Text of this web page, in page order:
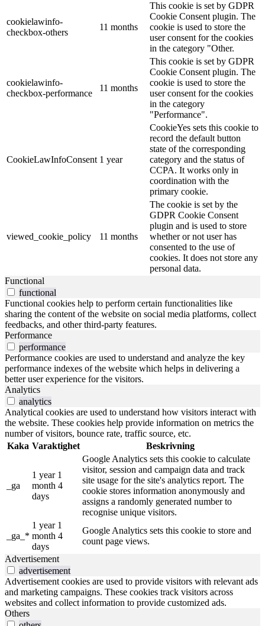
cookielawinfo-
checkbox-others
11 months
This cookie is set by GDPR
Cookie Consent plugin. The
cookie is used to store the
user consent for the cookies
in the category "Other.
cookielawinfo-
checkbox-performance
11 months
This cookie is set by GDPR
Cookie Consent plugin. The
cookie is used to store the
user consent for the cookies
in the category
"Performance".
CookieLawInfoConsent 1 year
CookieYes sets this cookie to
record the default button
state of the corresponding
category and the status of
CCPA. It works only in
coordination with the
primary cookie.
viewed_cookie_policy 11 months
The cookie is set by the
GDPR Cookie Consent
plugin and is used to store
whether or not user has
consented to the use of
cookies. It does not store any
personal data.
Functional
functional
Functional cookies help to perform certain functionalities like
sharing the content of the website on social media platforms, collect
feedbacks, and other third-party features.
Performance
performance
Performance cookies are used to understand and analyze the key
performance indexes of the website which helps in delivering a
better user experience for the visitors.
Analytics
analytics
Analytical cookies are used to understand how visitors interact with
the website. These cookies help provide information on metrics the
number of visitors, bounce rate, traffic source, etc.
Kaka Varaktighet Beskrivning
_ga
1 year 1
month 4
days
Google Analytics sets this cookie to calculate
visitor, session and campaign data and track
site usage for the site's analytics report. The
cookie stores information anonymously and
assigns a randomly generated number to
recognise unique visitors.
_ga_*
1 year 1
month 4
days
Google Analytics sets this cookie to store and
count page views.
Advertisement
advertisement
Advertisement cookies are used to provide visitors with relevant ads
and marketing campaigns. These cookies track visitors across
websites and collect information to provide customized ads.
Others